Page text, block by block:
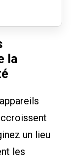
la
un lieu
les